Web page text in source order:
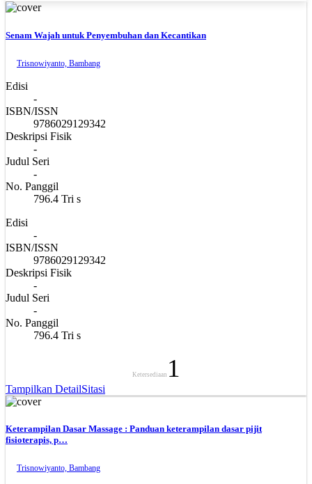
Senam Wajah untuk Penyembuhan dan Kecantikan
Trisnowiyanto, Bambang
Edisi
-
ISBN/ISSN
9786029129342
Deskripsi Fisik
-
Judul Seri
-
No. Panggil
796.4 Tri s
Edisi
-
ISBN/ISSN
9786029129342
Deskripsi Fisik
-
Judul Seri
-
No. Panggil
796.4 Tri s
Ketersediaan 1
Tampilkan DetailSitasi
Keterampilan Dasar Massage : Panduan keterampilan dasar pijit
fisioterapis, p…
Trisnowiyanto, Bambang